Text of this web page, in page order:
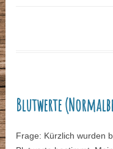
Blutwerte
Frage: Kürzlich wurden